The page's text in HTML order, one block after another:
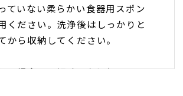
ていない柔らかい食器用スポン
ください。洗浄後はしっかりと
から収納してください。
の場合は、短時間お湯(40℃～